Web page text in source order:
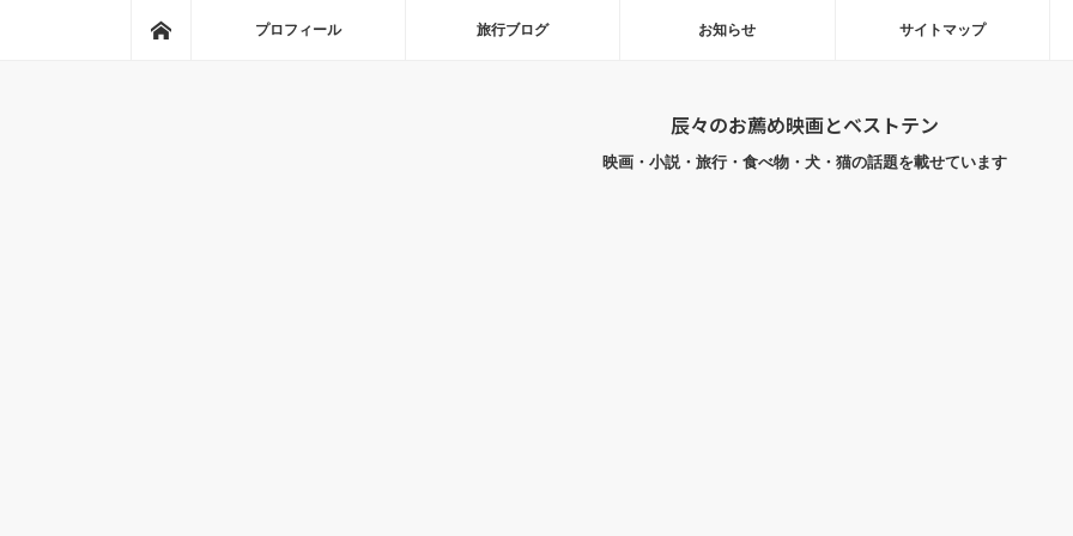
プロフィール 旅行ブログ お知らせ サイトマップ
辰々のお薦め映画とベストテン
映画・小説・旅行・食べ物・犬・猫の話題を載せています